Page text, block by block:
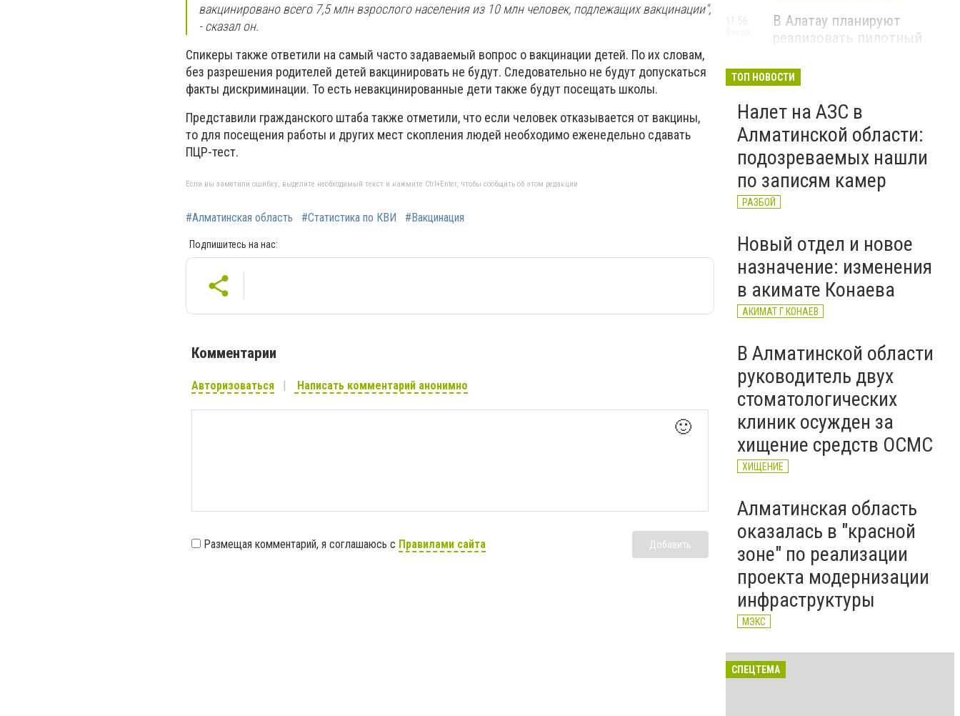
вакцинировано всего 7,5 млн взрослого населения из 10 млн человек, подлежащих вакцинации",
-сказал он.
Спикеры также ответили на самый часто задаваемый вопрос о вакцинации детей. По их словам,
без разрешения родителей детей вакцинировать не будут. Следовательно не будут допускаться
факты дискриминации. То есть невакцинированные дети также будут посещать школы.
Представили гражданского штаба также отметили, что если человек отказывается от вакцины,
то для посещения работы и других мест скопления людей необходимо еженедельно сдавать
ПЦР-тест.
Если вы заметили ошибку, выделите необходимый текст и нажмите Ctrl+Enter, чтобы сообщить об этом редакции
#Алматинская область #Статистика по КВИ #Вакцинация
Подпишитесь на нас:
Комментарии
Авторизоваться Написать комментарий анонимно
🙂
Размещая комментарий, я соглашаюсь с Правилами сайта Добавить
В Алатау планируют
реализовать пилотный
"зеленого" авиатоплива
11:56
Алматы облысының
мамандандырылған
ауданаралық әкімшілік
сотының төрағасы болып
Роллан Дүйсенбиев
тағайындалды
14:19
4 августа
ТОП НОВОСТИ
Налет на АЗС в
Алматинской области:
подозреваемых нашли
по записям камер
РАЗБОЙ
Новый отдел и новое
назначение: изменения
в акимате Конаева
АКИМАТ Г.КОНАЕВ
В Алматинской области
руководитель двух
стоматологических
клиник осужден за
хищение средств ОСМС
ХИЩЕНИЕ
Алматинская область
оказалась в "красной
зоне" по реализации
проекта модернизации
инфраструктуры
МЭКС
СПЕЦТЕМА